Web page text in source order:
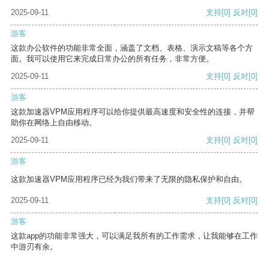
2025-09-11 支持[0] 反对[0]
游客
这款办公软件的功能非常全面，涵盖了文档、表格、演示文稿等各个方
面。我可以使用它来完成日常办公的所有任务，非常方便。
2025-09-11
支持[0] 反对[0]
游客
这款加速器VPM应用程序可以给你提供最高速度和安全性的连接，并帮
助你在网络上自由移动。
2025-09-11
支持[0] 反对[0]
游客
这款加速器VPM应用程序已经为我们带来了无限的隐私保护和自由。
2025-09-11 支持[0] 反对[0]
游客
这款app的功能非常强大，可以满足我所有的工作需求，让我能够在工作
中游刃有余。